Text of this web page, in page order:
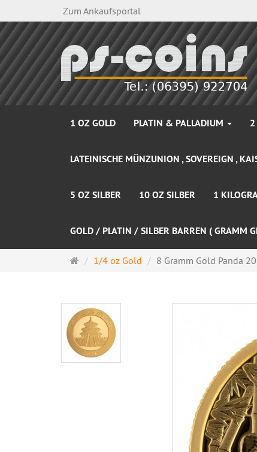
Zum Ankaufsportal
1 OZ GOLD PLATIN & PALLADIUM
LATEINISCHE MÜNZUNION , SOVEREIGN ,
5 OZ SILBER 10 OZ SILBER 1
GOLD / PLATIN / SILBER BARREN ( GRAMM
Startseite
1/4 oz Gold 8 Gramm Gold Panda